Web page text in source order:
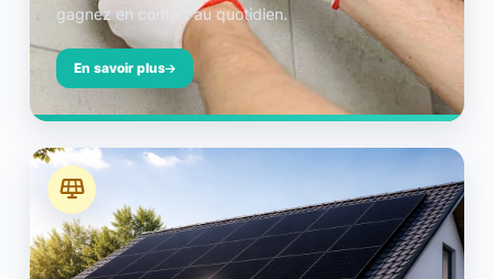
gagnez en confort au quotidien.
En savoir plus